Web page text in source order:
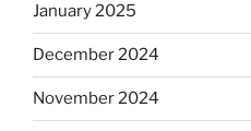
January 2025
December 2024
November 2024